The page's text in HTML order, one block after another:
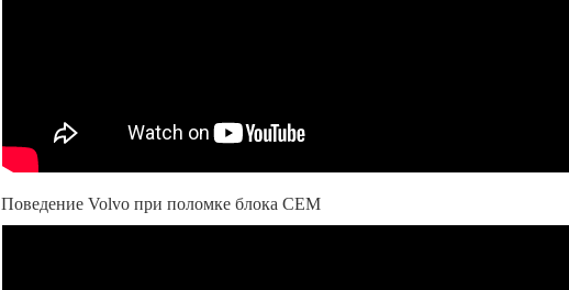
Поведение Volvo при поломке блока CEM